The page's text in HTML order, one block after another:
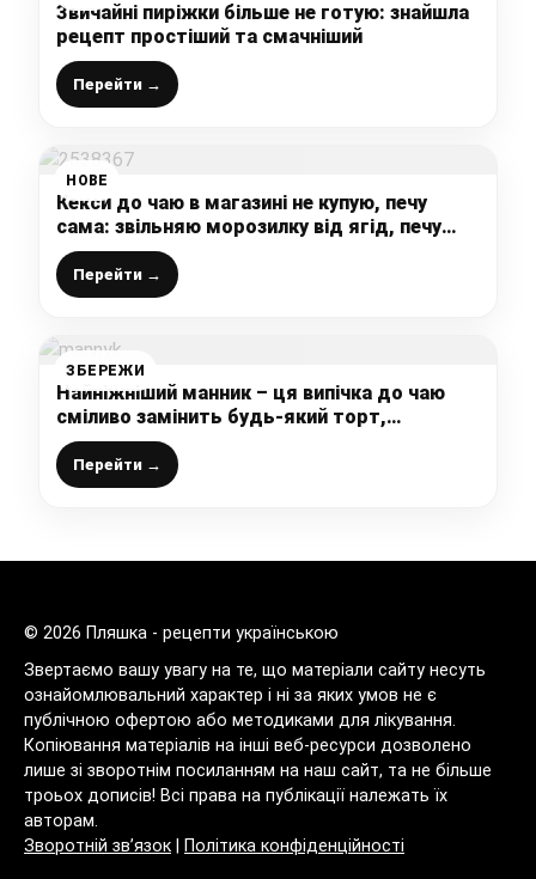
Звичайні пиріжки більше не готую: знайшла
рецепт простіший та смачніший
Перейти →
НОВЕ
Кекси до чаю в магазині не купую, печу
сама: звільняю морозилку від ягід, печу
домашню випічка з найпростіших
продуктів, все змішую – і в духовку
Перейти →
ЗБЕРЕЖИ
Найніжніший манник – ця випічка до чаю
сміливо замінить будь-який торт,
повітряний, м’який, як хмара
Перейти →
© 2026 Пляшка - рецепти українською
Звертаємо вашу увагу на те, що матеріали сайту несуть
ознайомлювальний характер і ні за яких умов не є
публічною офертою або методиками для лікування.
Копіювання матеріалів на інші веб-ресурси дозволено
лише зі зворотнім посиланням на наш сайт, та не більше
троьох дописів! Всі права на публікації належать їх
авторам.
Зворотній зв’язок
Політика конфіденційності